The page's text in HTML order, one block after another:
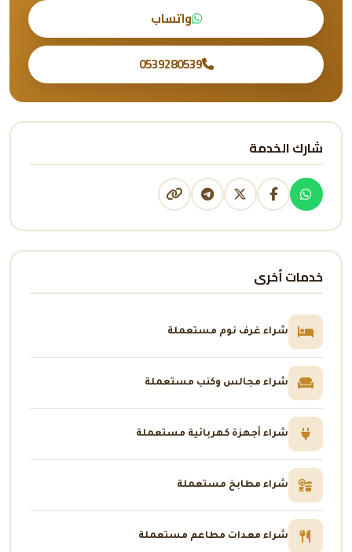
واتساب
0539280539
شارك الخدمة
خدمات أخرى
شراء غرف نوم مستعملة
شراء مجالس وكنب مستعملة
شراء أجهزة كهربائية مستعملة
شراء مطابخ مستعملة
شراء معدات مطاعم مستعملة